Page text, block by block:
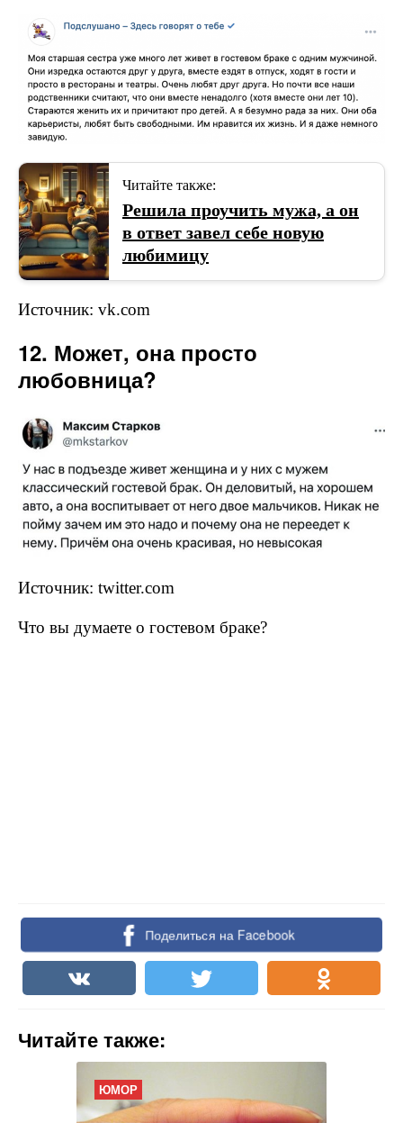
Читайте также:
Решила проучить мужа, а он
в ответ завел себе новую
любимицу
Источник: vk.com
12. Может, она просто
любовница?
Источник: twitter.com
Что вы думаете о гостевом браке?
Поделиться на Facebook
Читайте также:
ЮМОР